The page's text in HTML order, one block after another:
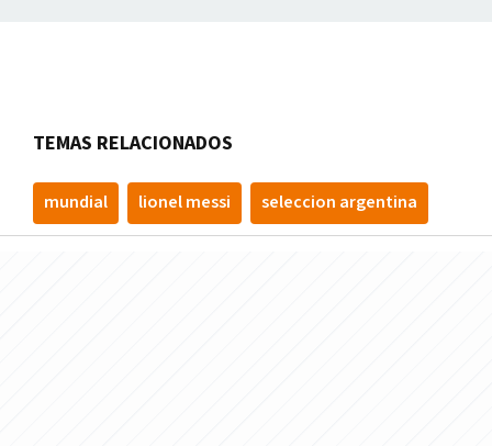
TEMAS RELACIONADOS
mundial lionel messi seleccion argentina